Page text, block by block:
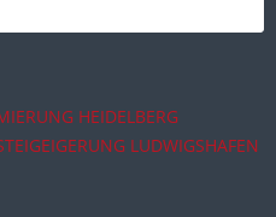
HEIDELBERG
LUDWIGSHAFEN